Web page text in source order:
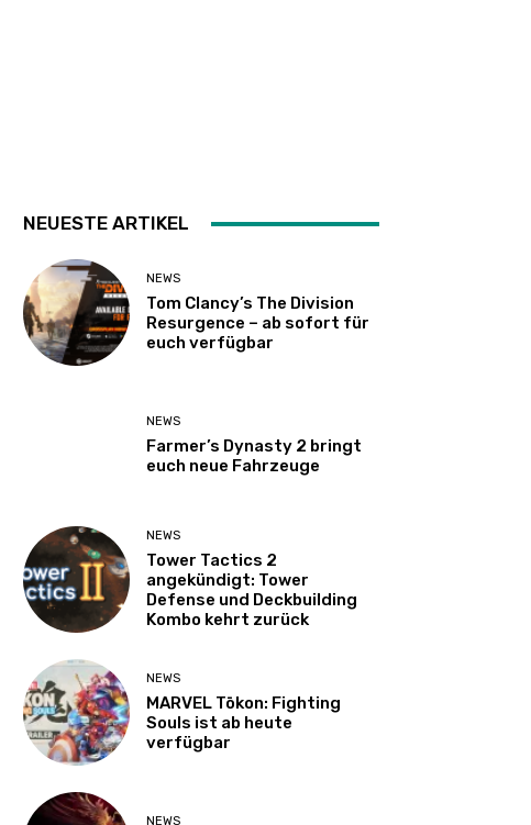
NEUESTE ARTIKEL
NEWS
Tom Clancy’s The Division
Resurgence – ab sofort für
euch verfügbar
NEWS
Farmer’s Dynasty 2 bringt
euch neue Fahrzeuge
NEWS
Tower Tactics 2
angekündigt: Tower
Defense und Deckbuilding
Kombo kehrt zurück
NEWS
MARVEL Tōkon: Fighting
Souls ist ab heute
verfügbar
NEWS